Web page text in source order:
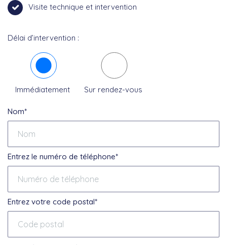
Visite technique et intervention
Délai d’intervention :
Immédiatement Sur rendez-vous
Nom*
Entrez le numéro de téléphone*
Entrez votre code postal*